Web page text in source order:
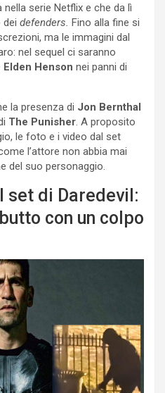
serie Netflix e che da lì
dei defenders. Fino alla fine si
ma le immagini dal
nel sequel ci saranno
Elden Henson nei panni di
la presenza di Jon Bernthal
The Punisher. A proposito
le foto e i video dal set
l’attore non abbia mai
del suo personaggio.
set di Daredevil:
con un colpo